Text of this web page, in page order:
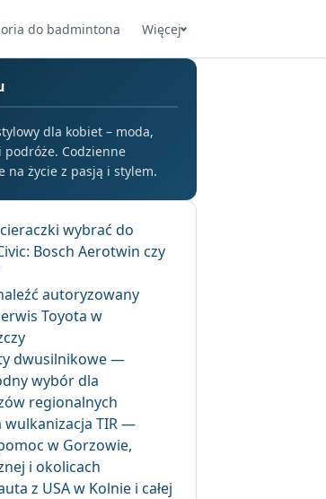
do badmintona Więcej
dla kobiet – moda,
podróże. Codzienne
na życie z pasją i stylem.
wybrać do
Bosch Aerotwin czy
autoryzowany
Toyota w
dwusilnikowe —
wybór dla
regionalnych
wulkanizacja TIR —
w Gorzowie,
i okolicach
z USA w Kolnie i całej